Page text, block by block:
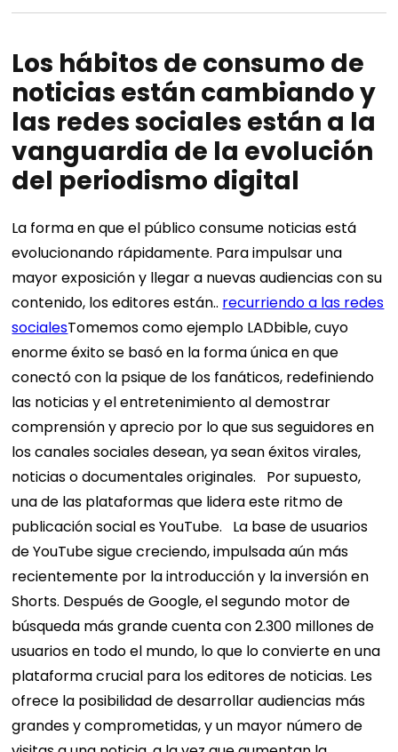
Los hábitos de consumo de
noticias están cambiando y
las redes sociales están a la
vanguardia de la evolución
del periodismo digital
La forma en que el público consume noticias está
evolucionando rápidamente. Para impulsar una
mayor exposición y llegar a nuevas audiencias con su
contenido, los editores están.. recurriendo a las redes
socialesTomemos como ejemplo LADbible, cuyo
enorme éxito se basó en la forma única en que
conectó con la psique de los fanáticos, redefiniendo
las noticias y el entretenimiento al demostrar
comprensión y aprecio por lo que sus seguidores en
los canales sociales desean, ya sean éxitos virales,
noticias o documentales originales.
Por supuesto,
una de las plataformas que lidera este ritmo de
publicación social es YouTube.
La base de usuarios
de YouTube sigue creciendo, impulsada aún más
recientemente por la introducción y la inversión en
Shorts. Después de Google, el segundo motor de
búsqueda más grande cuenta con 2.300 millones de
usuarios en todo el mundo, lo que lo convierte en una
plataforma crucial para los editores de noticias. Les
ofrece la posibilidad de desarrollar audiencias más
grandes y comprometidas, y un mayor número de